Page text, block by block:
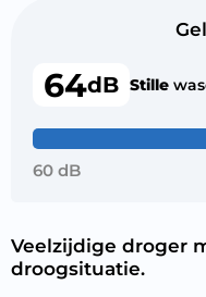
64dB Stille
60 dB
Veelzijdige droger
droogsituatie.